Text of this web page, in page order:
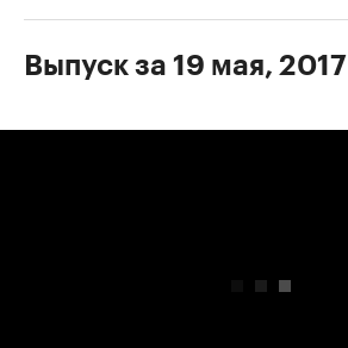
Выпуск за 19 мая, 2017